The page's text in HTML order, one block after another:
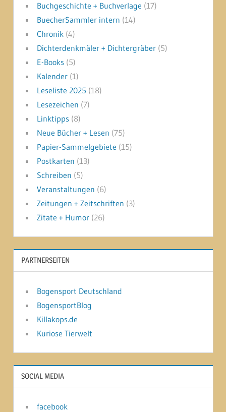
Buchgeschichte + Buchverlage (17)
BuecherSammler intern (14)
Chronik(4)
Dichterdenkmäler + Dichtergräber(5)
E-Books(5)
Kalender(1)
Leseliste 2025 (18)
Lesezeichen (7)
Linktipps(8)
Neue Bücher + Lesen (75)
Papier-Sammelgebiete (15)
Postkarten (13)
Schreiben (5)
Veranstaltungen (6)
Zeitungen + Zeitschriften (3)
Zitate + Humor(26)
PARTNERSEITEN
Bogensport Deutschland
BogensportBlog
Killakops.de
Kuriose Tierwelt
SOCIAL MEDIA
facebook